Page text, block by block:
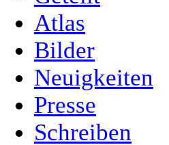
Atlas
Bilder
Neuigkeiten
Presse
Schreiben